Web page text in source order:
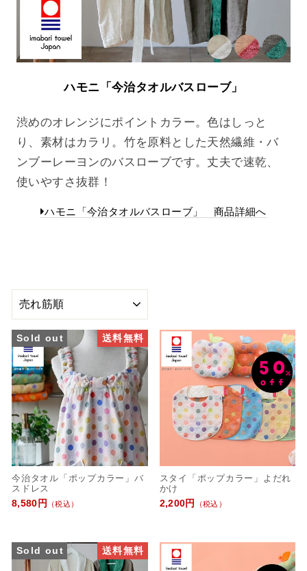
ハモニ「今治タオルバスローブ」
渋めのオレンジにポイントカラー。色はしっと
り、素材はカラリ。竹を原料とした天然繊維・バ
ンブーレーヨンのバスローブです。丈夫で速乾、
使いやすさ抜群！
ハモニ「今治タオルバスローブ」 商品詳細へ
並
替
え
Sold out 送料無料
今治タオル「ポップカラー」バ
スドレス
8,580円
（税込）
スタイ「ポップカラー」よだれ
かけ
2,200円
（税込）
Sold out 送料無料